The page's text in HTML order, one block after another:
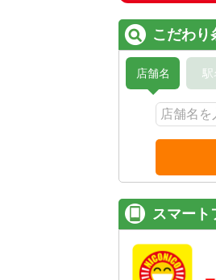
こだわり
店舗名 駅
スマート